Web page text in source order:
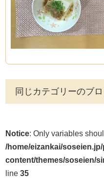
同じカテゴリーのブ
Notice: Only variables
/home/eizankai/
content/themes/soseien/
line35